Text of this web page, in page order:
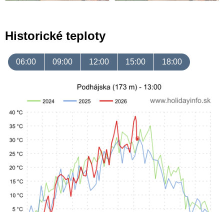
Historické teploty
06:00 09:00 12:00 15:00 18:00